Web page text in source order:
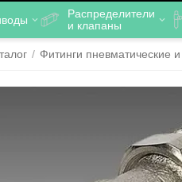
Распределители
и клапаны
/ Фитинги пневматические